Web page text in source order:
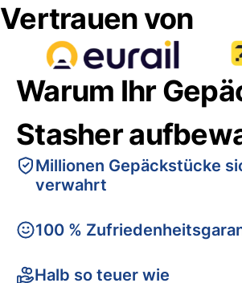
Vertrauen von
Warum Ihr
Stasher
Millionen Gepäckstücke
verwahrt
100 %
Halb so teuer wie